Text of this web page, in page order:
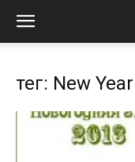
тег: New